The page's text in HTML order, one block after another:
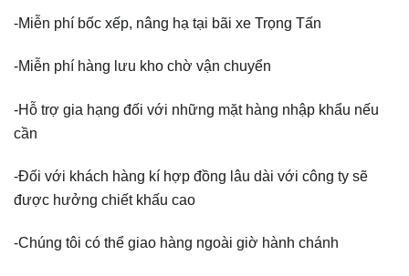
-Miễn phí bốc xếp, nâng hạ tại bãi xe Trọng Tấn
-Miễn phí hàng lưu kho chờ vận chuyển
-Hỗ trợ gia hạng đối với những mặt hàng nhập khẩu nếu
cần
-Đối với khách hàng kí hợp đồng lâu dài với công ty sẽ
được hưởng chiết khấu cao
-Chúng tôi có thể giao hàng ngoài giờ hành chánh